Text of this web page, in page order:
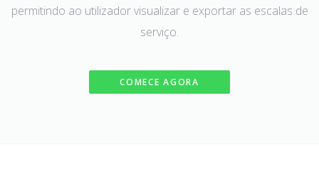
permitindo ao utilizador visualizar e exportar as escalas de
serviço.
COMECE AGORA